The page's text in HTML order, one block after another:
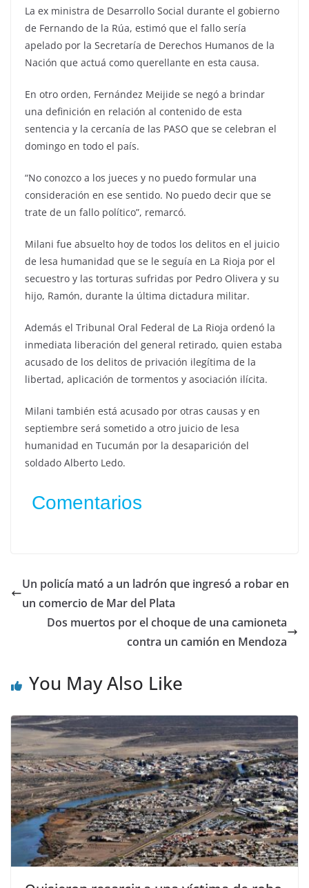
La ex ministra de Desarrollo Social durante el gobierno
de Fernando de la Rúa, estimó que el fallo sería
apelado por la Secretaría de Derechos Humanos de la
Nación que actuá como querellante en esta causa.
En otro orden, Fernández Meijide se negó a brindar
una definición en relación al contenido de esta
sentencia y la cercanía de las PASO que se celebran el
domingo en todo el país.
“No conozco a los jueces y no puedo formular una
consideración en ese sentido. No puedo decir que se
trate de un fallo político”, remarcó.
Milani fue absuelto hoy de todos los delitos en el juicio
de lesa humanidad que se le seguía en La Rioja por el
secuestro y las torturas sufridas por Pedro Olivera y su
hijo, Ramón, durante la última dictadura militar.
Además el Tribunal Oral Federal de La Rioja ordenó la
inmediata liberación del general retirado, quien estaba
acusado de los delitos de privación ilegítima de la
libertad, aplicación de tormentos y asociación ilícita.
Milani también está acusado por otras causas y en
septiembre será sometido a otro juicio de lesa
humanidad en Tucumán por la desaparición del
soldado Alberto Ledo.
Comentarios
Un policía mató a un ladrón que ingresó a robar en
un comercio de Mar del Plata
Dos muertos por el choque de una camioneta
contra un camión en Mendoza
You May Also Like